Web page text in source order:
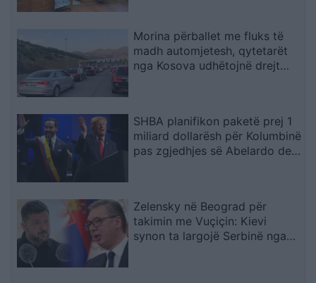
Morina përballet me fluks të
madh automjetesh, qytetarët
nga Kosova udhëtojnë drejt
SHBA planifikon paketë prej 1
miliard dollarësh për Kolumbinë
pas zgjedhjes së Abelardo de
Zelensky në Beograd për
takimin me Vuçiçin: Kievi
synon ta largojë Serbinë nga